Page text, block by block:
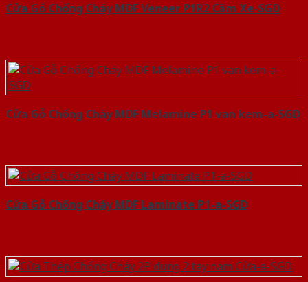
Cửa Gỗ Chống Cháy MDF Veneer P1R2 Căm Xe-SGD
Cửa Gỗ Chống Cháy MDF Melamine P1 van kem-a-SGD
Cửa Gỗ Chống Cháy MDF Laminate P1-a-SGD